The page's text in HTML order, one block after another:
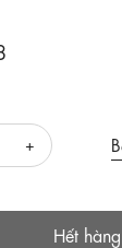
Hết hàng